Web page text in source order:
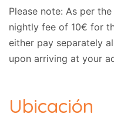
Please note: As per
nightly fee of 10€ for
either pay separately
upon arriving at your
Ubicación